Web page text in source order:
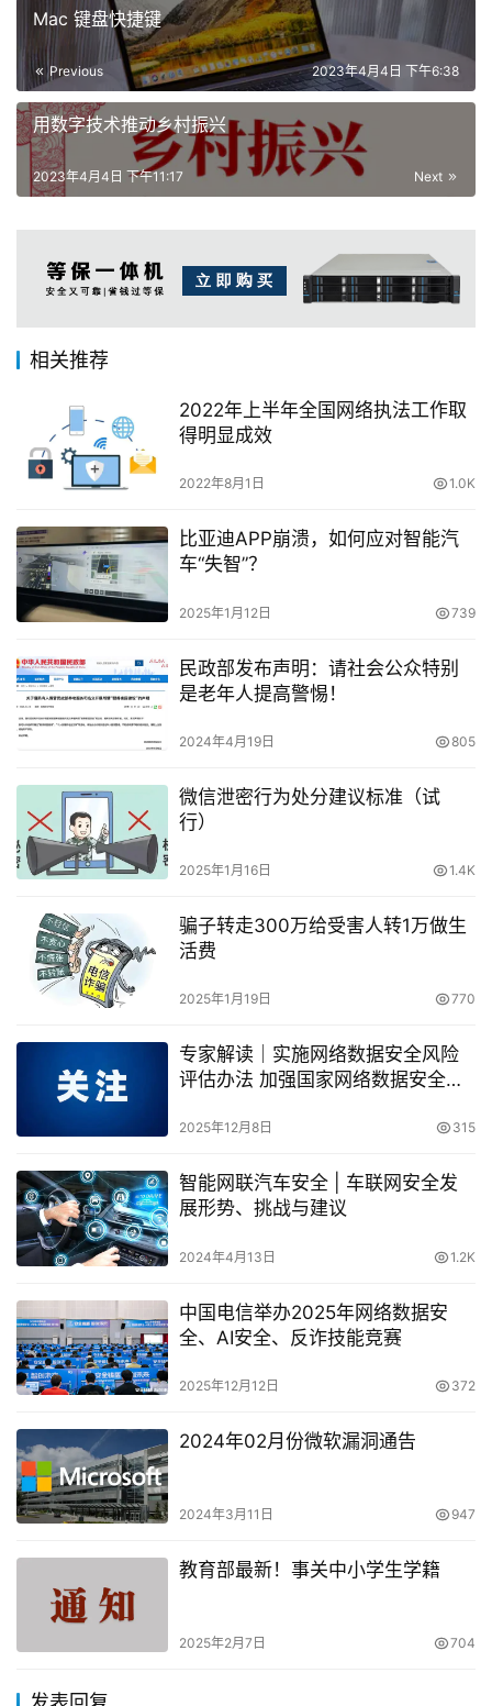
Mac 键盘快捷键
Previous 2023年4月4日 下午6:38
用数字技术推动乡村振兴
Next
2023年4月4日 下午11:17
相关推荐
2022年上半年全国网络执法工作取
得明显成效
2022年8月1日 1.0K
比亚迪APP崩溃，如何应对智能汽
车“失智”？
2025年1月12日 739
民政部发布声明：请社会公众特别
是老年人提高警惕！
2024年4月19日 805
微信泄密行为处分建议标准（试
行）
2025年1月16日 1.4K
骗子转走300万给受害人转1万做生
活费
2025年1月19日 770
专家解读｜实施网络数据安全风险
评估办法 加强国家网络数据安全能
2025年12月8日 315
智能网联汽车安全 | 车联网安全发
展形势、挑战与建议
2024年4月13日 1.2K
中国电信举办2025年网络数据安
全、AI安全、反诈技能竞赛
2025年12月12日 372
2024年02月份微软漏洞通告
2024年3月11日 947
教育部最新！事关中小学生学籍
2025年2月7日 704